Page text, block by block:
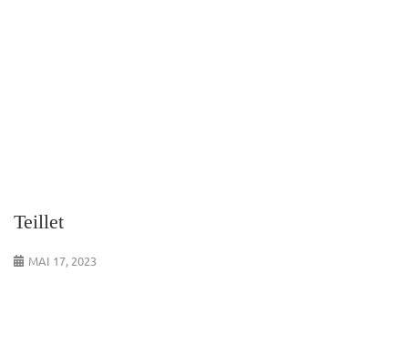
Teillet
MAI 17, 2023